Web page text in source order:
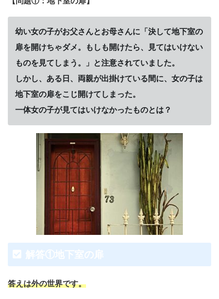
幼い女の子がお父さんとお母さんに 「決して地下室の
扉を開けちゃダメ。もしも開けたら、見てはいけない
ものを見てしまう。」と注意されていました。
しかし、ある日、両親が出掛けている間に、女の子は
地下室の扉をこじ開けてしまった。
一体女の子が見てはいけなかったものとは？
解答①地下室の扉
答えは外の世界です。